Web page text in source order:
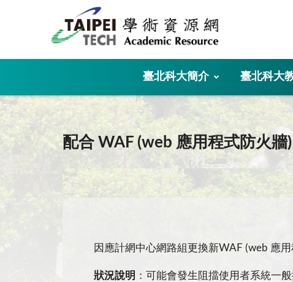
臺北科大簡介 臺北科大
:::
配合 WAF (web 應用程式防火牆
因應計網中心網路組更換新WAF (web 應用
狀況說明 ：可能會發生阻擋使用者系統一